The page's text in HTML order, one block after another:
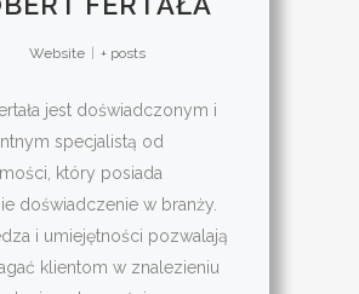
Website + posts
jest doświadczonym i
specjalistą od
który posiada
doświadczenie w branży.
i umiejętności pozwalają
klientom w znalezieniu